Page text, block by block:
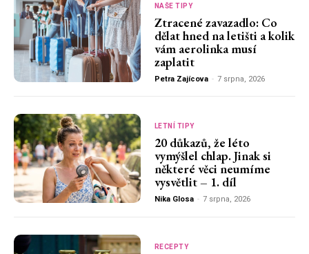
NAŠE TIPY
Ztracené zavazadlo: Co
dělat hned na letišti a kolik
vám aerolinka musí
zaplatit
Petra Zajícova - 7 srpna, 2026
LETNÍ TIPY
20 důkazů, že léto
vymýšlel chlap. Jinak si
některé věci neumíme
vysvětlit – 1. díl
Nika Glosa - 7 srpna, 2026
RECEPTY